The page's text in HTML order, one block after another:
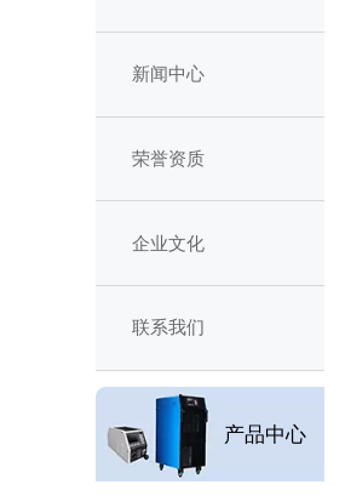
新闻中心
荣誉资质
企业文化
联系我们
产品中心